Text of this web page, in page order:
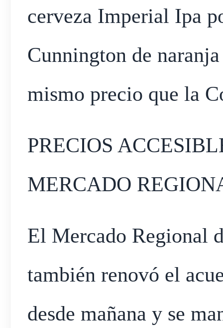
cerveza Imperial Ipa
Cunnington de
mismo precio que la
PRECIOS
MERCADO
El Mercado Regional
también renovó el
desde mañana y se